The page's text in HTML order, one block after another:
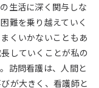
生活に深く関与しな
難を乗り越えていく
くいかないこともあ
していくことが私の
訪問看護は、人間と
が大きく、看護師と